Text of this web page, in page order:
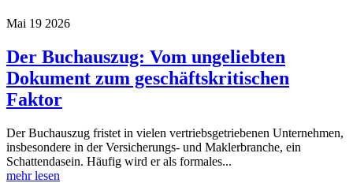
Mai 19 2026
Der Buchauszug: Vom ungeliebten
Dokument zum geschäftskritischen
Faktor
Der Buchauszug fristet in vielen vertriebsgetriebenen Unternehmen,
insbesondere in der Versicherungs- und Maklerbranche, ein
Schattendasein. Häufig wird er als formales...
mehr lesen